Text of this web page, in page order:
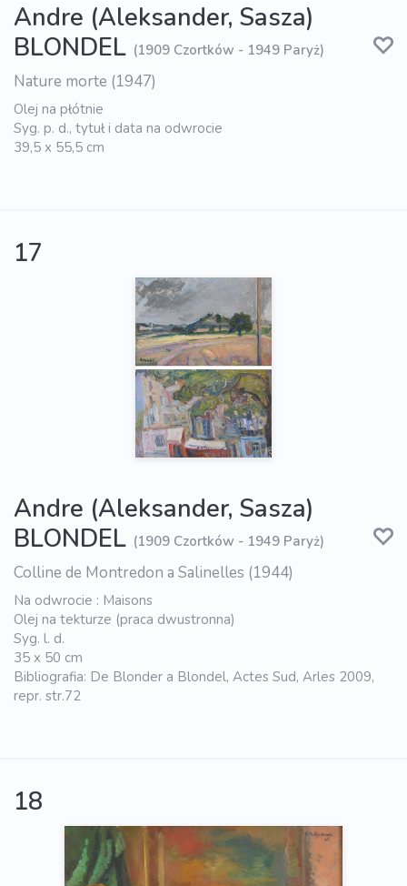
Andre (Aleksander, Sasza)
BLONDEL (1909 Czortków - 1949 Paryż)
Nature morte (1947)
Olej na płótnie
Syg. p. d., tytuł i data na odwrocie
39,5 x 55,5 cm
17
Andre (Aleksander, Sasza)
BLONDEL (1909 Czortków - 1949 Paryż)
Colline de Montredon a Salinelles (1944)
Na odwrocie : Maisons
Olej na tekturze (praca dwustronna)
Syg. l. d.
35 x 50 cm
Bibliografia: De Blonder a Blondel, Actes Sud, Arles 2009,
repr. str.72
18